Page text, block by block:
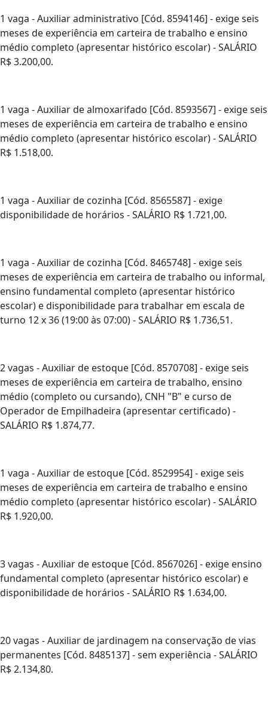
1 vaga - Auxiliar administrativo [Cód. 8594146] - exige seis
meses de experiência em carteira de trabalho e ensino
médio completo (apresentar histórico escolar) - SALÁRIO
R$ 3.200,00.
1 vaga - Auxiliar de almoxarifado [Cód. 8593567] - exige seis
meses de experiência em carteira de trabalho e ensino
médio completo (apresentar histórico escolar) - SALÁRIO
R$ 1.518,00.
1 vaga - Auxiliar de cozinha [Cód. 8565587] - exige
disponibilidade de horários - SALÁRIO R$ 1.721,00.
1 vaga - Auxiliar de cozinha [Cód. 8465748] - exige seis
meses de experiência em carteira de trabalho ou informal,
ensino fundamental completo (apresentar histórico
escolar) e disponibilidade para trabalhar em escala de
turno 12 x 36 (19:00 às 07:00) - SALÁRIO R$ 1.736,51.
2 vagas - Auxiliar de estoque [Cód. 8570708] - exige seis
meses de experiência em carteira de trabalho, ensino
médio (completo ou cursando), CNH "B" e curso de
Operador de Empilhadeira (apresentar certificado) -
SALÁRIO R$ 1.874,77.
1 vaga - Auxiliar de estoque [Cód. 8529954] - exige seis
meses de experiência em carteira de trabalho e ensino
médio completo (apresentar histórico escolar) - SALÁRIO
R$ 1.920,00.
3 vagas - Auxiliar de estoque [Cód. 8567026] - exige ensino
fundamental completo (apresentar histórico escolar) e
disponibilidade de horários - SALÁRIO R$ 1.634,00.
20 vagas - Auxiliar de jardinagem na conservação de vias
permanentes [Cód. 8485137] - sem experiência - SALÁRIO
R$ 2.134,80.